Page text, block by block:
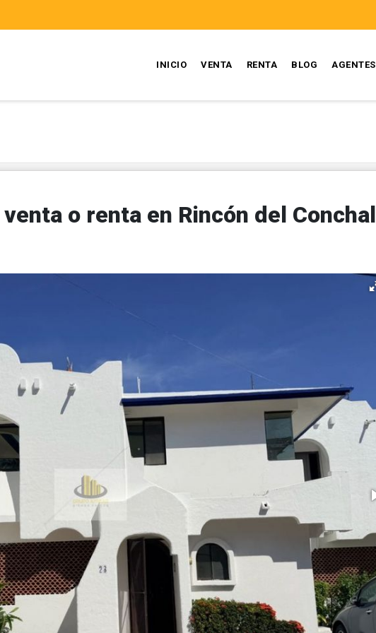
INICIO VENTA RENTA BLOG AGENTES
o renta en Rincón del Conchal